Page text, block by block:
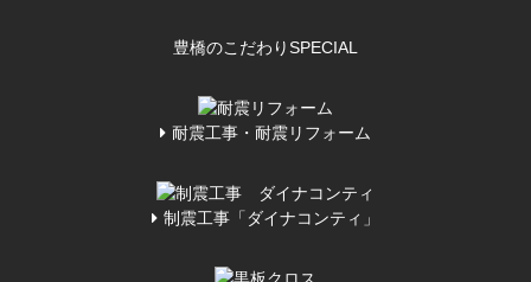
豊橋のこだわりSPECIAL
耐震工事・耐震リフォーム
制震工事「ダイナコンティ」